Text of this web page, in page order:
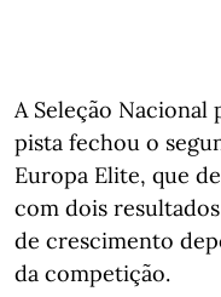
A Seleção
pista fechou o
Europa Elite, que
com dois
de crescimento
da competição.